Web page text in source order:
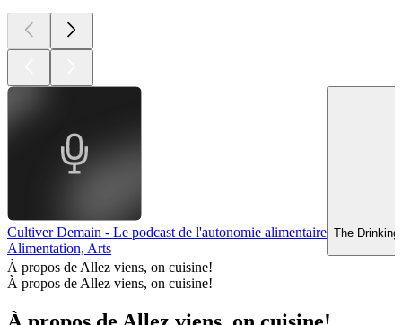
Cultiver Demain - Le podcast de l'autonomie alimentaire
Alimentation, Arts
The
À propos de Allez viens, on cuisine!
À propos de Allez viens, on cuisine!